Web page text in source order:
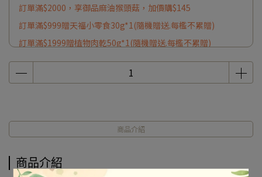
訂單滿$2000，享御品麻油猴頭菇，加價購$145
訂單滿$999贈天福小零食30g*1(隨機贈送.每檻不累贈)
訂單滿$1999贈植物肉乾50g*1(隨機贈送.每檻不累贈)
商品介紹
商品介紹